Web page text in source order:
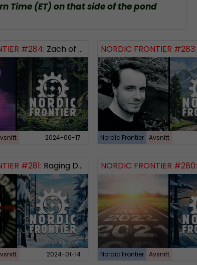
Time (ET) on that side of the pond
#284: Zach of Logos Revealed
2024-06-17
NORDIC FRONTIER #283:
Nordic Frontier Avsnitt
#281: Raging Dissident
2024-01-14
NORDIC FRONTIER #280:
Nordic Frontier Avsnitt